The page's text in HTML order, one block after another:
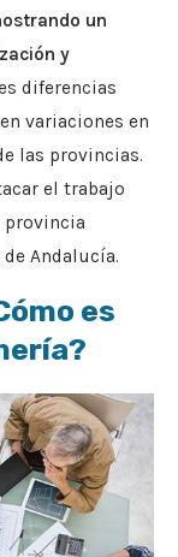
un
y
diferencias
variaciones en
las provincias.
el trabajo
provincia
Andalucía.
es